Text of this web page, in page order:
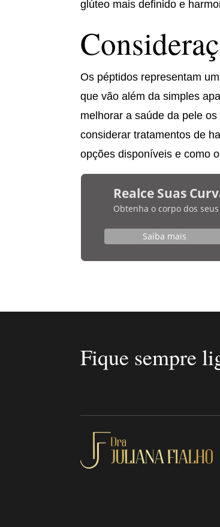
glúteo mais definido e
Os péptidos representam
que vão além da simples
melhorar a saúde da pele
considerar tratamentos de
opções disponíveis e como
Realce Suas
Obtenha o corpo dos
Saiba mais
Fique sempre